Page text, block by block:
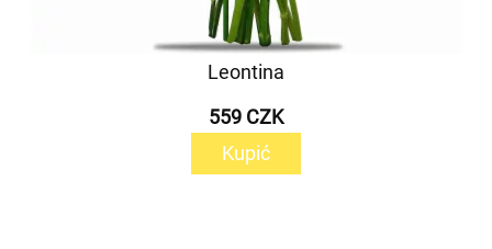
Leontina
559 CZK
Kupić